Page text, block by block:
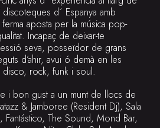
d´ Espanya amb
aposta per la música pop-
Incapaç de deixar-te
seva, posseïdor de grans
d’ahir, avui ó demà en les
rock, funk i soul.
i bon gust a un munt de llocs de
& Jamboree (Resident Dj), Sala
Fantástico, The Sound, Mond Bar,